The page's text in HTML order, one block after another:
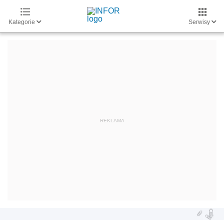
Kategorie Serwisy